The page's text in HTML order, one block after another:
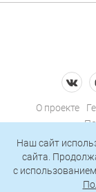
О проекте
Наш сайт
сайта.
c